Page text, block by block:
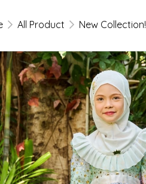
All Product New Collection!